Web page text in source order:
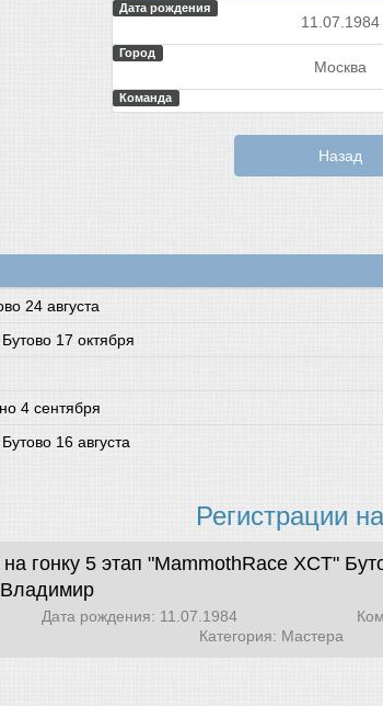
Дата рождения
11.07.1984
Город
Москва
Команда
Назад
24 августа
17 октября
4 сентября
16 августа
Регистрации
на гонку 5 этап "MammothRace XCT"
Дата рождения: 11.07.1984
Категория: Мастера